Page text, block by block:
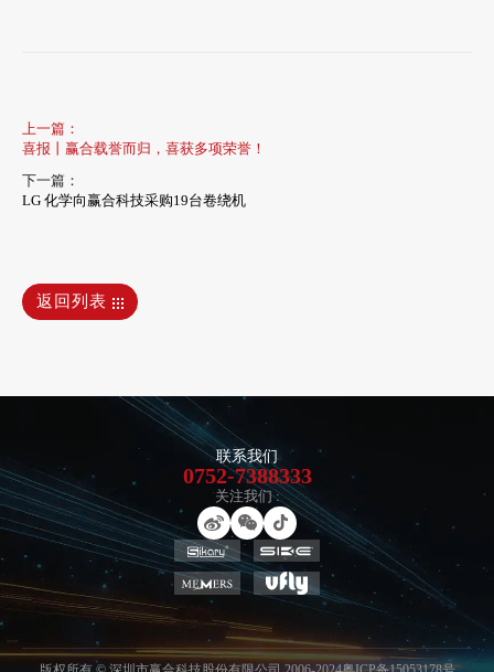
上一篇：
喜报丨赢合载誉而归，喜获多项荣誉！
下一篇：
LG 化学向赢合科技采购19台卷绕机
返回列表
联系我们
0752-7388333
关注我们 :